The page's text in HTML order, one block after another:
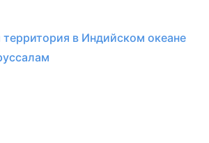
в Индийском океане